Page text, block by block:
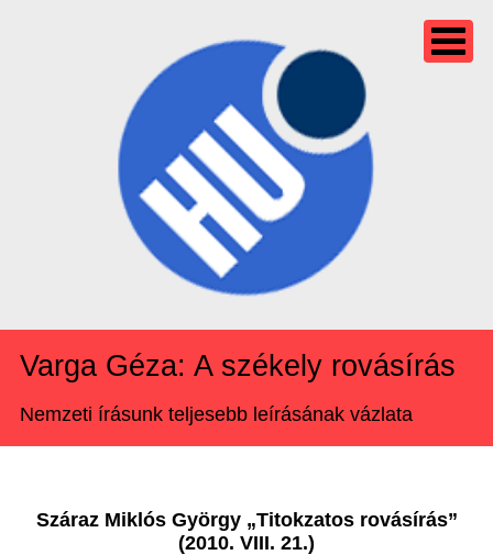
Varga Géza: A székely rovásírás
Nemzeti írásunk teljesebb leírásának vázlata
Száraz Miklós György „Titokzatos rovásírás”
(2010. VIII. 21.)